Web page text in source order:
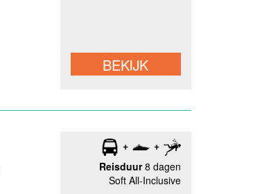
BEKIJK
Reisduur8 dagen
Soft All-Inclusive